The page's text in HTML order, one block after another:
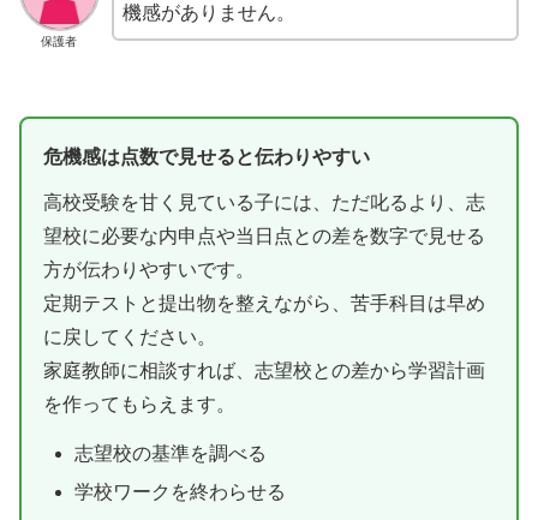
保護者
機感がありません。
危機感は点数で見せると伝わりやすい
高校受験を甘く見ている子には、ただ叱るより、志
望校に必要な内申点や当日点との差を数字で見せる
方が伝わりやすいです。
定期テストと提出物を整えながら、苦手科目は早め
に戻してください。
家庭教師に相談すれば、志望校との差から学習計画
を作ってもらえます。
志望校の基準を調べる
学校ワークを終わらせる